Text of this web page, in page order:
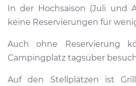
In der Hochsaison (Juli und
keine Reservierungen für
Auch ohne Reservierung
Campingplatz tagsüber
Auf den Stellplätzen ist